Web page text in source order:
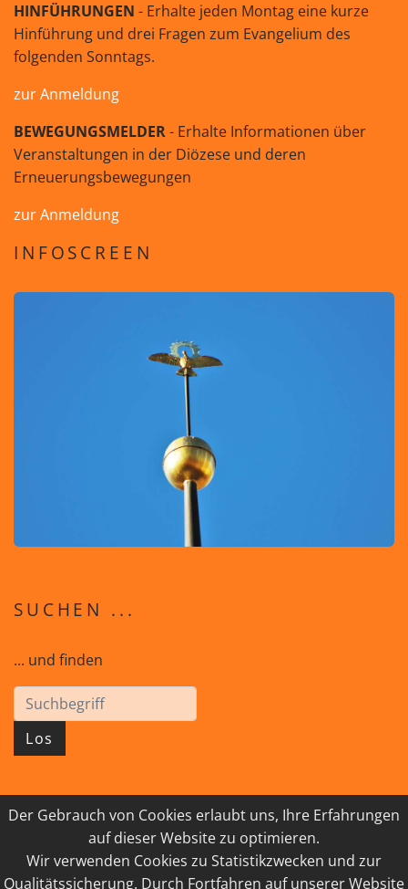
Der Gebrauch von Cookies erlaubt uns, Ihre Erfahrungen
auf dieser Website zu optimieren.
Wir verwenden Cookies zu Statistikzwecken und zur
Qualitätssicherung. Durch Fortfahren auf unserer Website
HINFÜHRUNGEN - Erhalte jeden Montag eine kurze
Hinführung und drei Fragen zum Evangelium des
folgenden Sonntags.
zur Anmeldung
BEWEGUNGSMELDER- Erhalte Informationen über
Veranstaltungen in der Diözese und deren
Erneuerungsbewegungen
zur Anmeldung
INFOSCREEN
SUCHEN ...
... und finden
Los
© 2026 GEISTreich - Diözese Innsbruck
IMPRESSUM
LINKSAMMLUNG